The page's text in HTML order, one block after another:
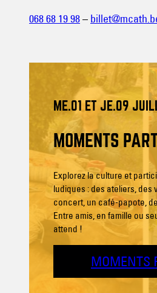
068 68 19 98–
ME.01 ET JE.09
MOMENTS
Explorez la culture et
ludiques : des ateliers, des
concert, un café-papote,
Entre amis, en famille ou
attend !
MOMENTS